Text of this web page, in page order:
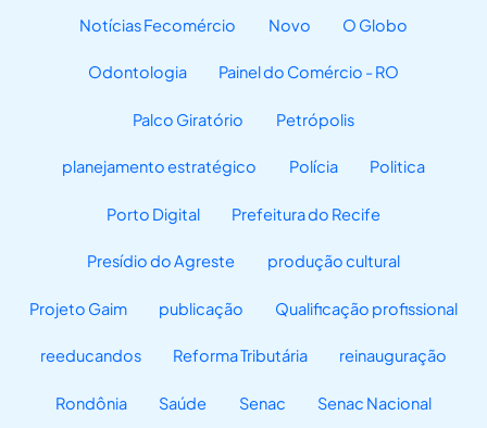
Notícias Fecomércio Novo O Globo
Odontologia Painel do Comércio - RO
Palco Giratório Petrópolis
planejamento estratégico Polícia Politica
Porto Digital Prefeitura do Recife
Presídio do Agreste produção cultural
Projeto Gaim publicação Qualificação profissional
reeducandos Reforma Tributária reinauguração
Rondônia Saúde Senac Senac Nacional